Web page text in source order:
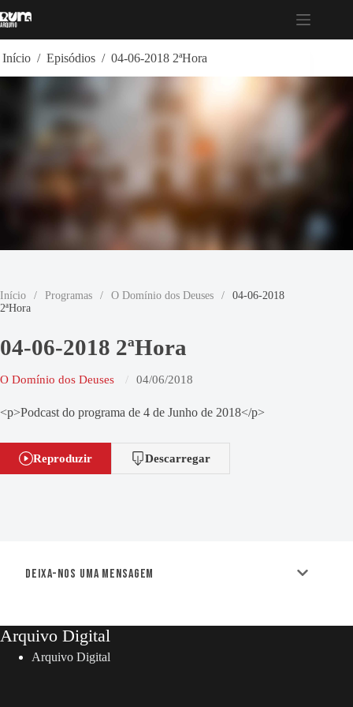
para
Início / Episódios / 04-06-2018 2ªHora
Início / Programas / O Domínio dos Deuses /
04-06-2018
2ªHora
04-06-2018 2ªHora
O Domínio dos Deuses 04/06/2018
<p>Podcast do programa de 4 de Junho de 2018</p>
Reproduzir Descarregar
Deixa-nos uma mensagem
Arquivo Digital
Arquivo Digital